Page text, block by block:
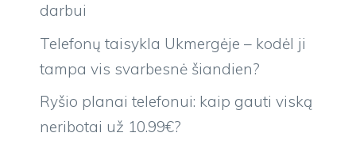
darbui
Telefonų taisykla Ukmergėje – kodėl ji
tampa vis svarbesnė šiandien?
Ryšio planai telefonui: kaip gauti viską
neribotai už 10.99€?